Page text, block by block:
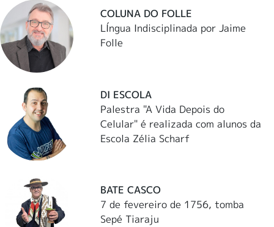
COLUNA DO FOLLE
LÍngua Indisciplinada por Jaime
Folle
DI ESCOLA
Palestra "A Vida Depois do
Celular" é realizada com alunos da
Escola Zélia Scharf
BATE CASCO
7 de fevereiro de 1756, tomba
Sepé Tiaraju